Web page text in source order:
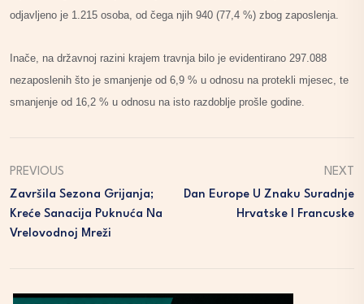
odjavljeno je 1.215 osoba, od čega njih 940 (77,4 %) zbog zaposlenja.
Inače, na državnoj razini krajem travnja bilo je evidentirano 297.088
nezaposlenih što je smanjenje od 6,9 % u odnosu na protekli mjesec, te
smanjenje od 16,2 % u odnosu na isto razdoblje prošle godine.
PREVIOUS
Završila Sezona Grijanja;
Kreće Sanacija Puknuća Na
Vrelovodnoj Mreži
NEXT
Dan Europe U Znaku Suradnje
Hrvatske I Francuske